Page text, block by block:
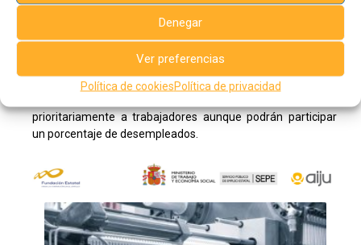
Denegar
Ver preferencias
Política de cookiesPolítica de privacidad
Observaciones
prioritariamente a trabajadores aunque podrán participar
un porcentaje de desempleados.